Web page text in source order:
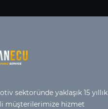
sektoründe yaklaşık 15 yıllık
müşterilerimize hizmet